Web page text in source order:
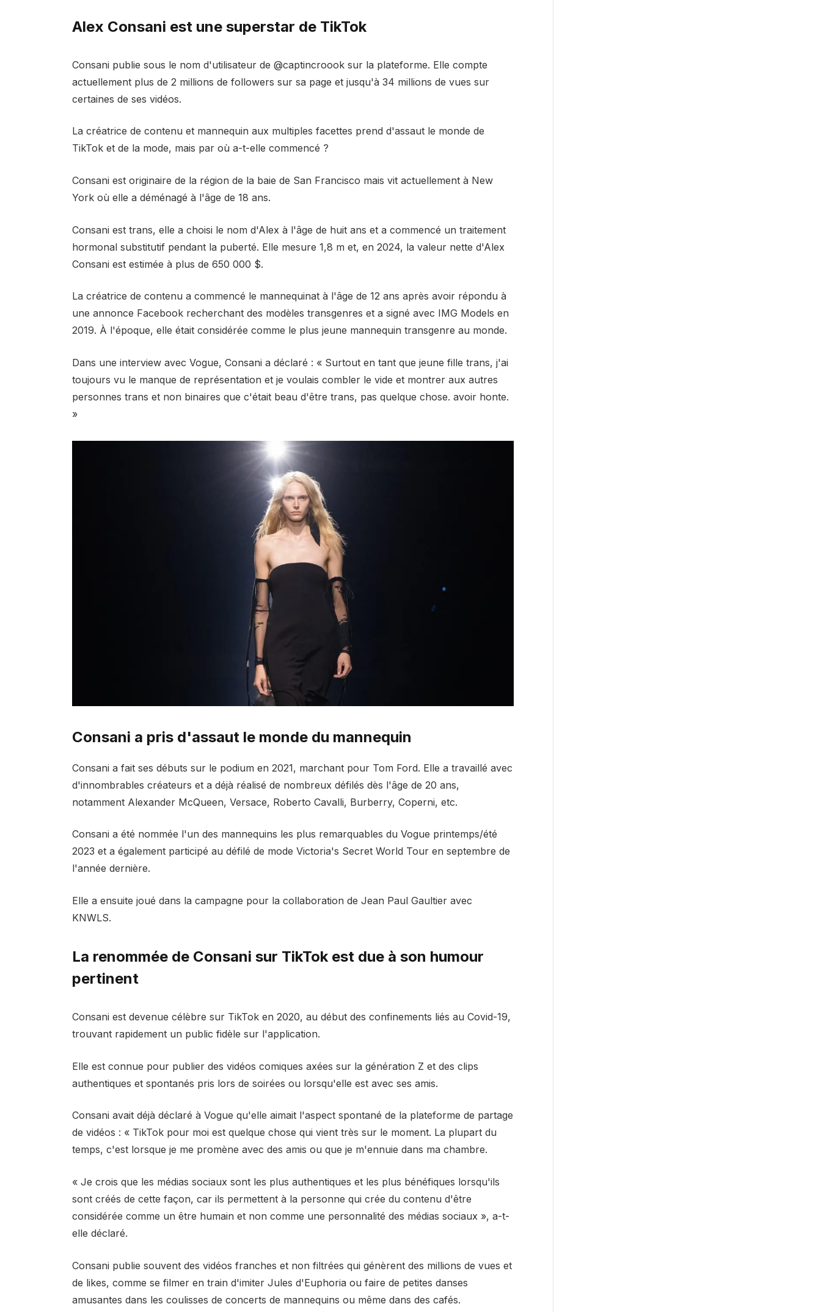
Alex Consani est une superstar de TikTok
Consani publie sous le nom d'utilisateur de @captincroook sur la plateforme. Elle compte
actuellement plus de 2 millions de followers sur sa page et jusqu'à 34 millions de vues sur
certaines de ses vidéos.
La créatrice de contenu et mannequin aux multiples facettes prend d'assaut le monde de
TikTok et de la mode, mais par où a-t-elle commencé ?
Consani est originaire de la région de la baie de San Francisco mais vit actuellement à New
York où elle a déménagé à l'âge de 18 ans.
Consani est trans, elle a choisi le nom d'Alex à l'âge de huit ans et a commencé un traitement
hormonal substitutif pendant la puberté. Elle mesure 1,8 m et, en 2024, la valeur nette d'Alex
Consani est estimée à plus de 650 000 $.
La créatrice de contenu a commencé le mannequinat à l'âge de 12 ans après avoir répondu à
une annonce Facebook recherchant des modèles transgenres et a signé avec IMG Models en
2019. À l'époque, elle était considérée comme le plus jeune mannequin transgenre au monde.
Dans une interview avec Vogue, Consani a déclaré : « Surtout en tant que jeune fille trans, j'ai
toujours vu le manque de représentation et je voulais combler le vide et montrer aux autres
personnes trans et non binaires que c'était beau d'être trans, pas quelque chose. avoir honte.
»
Consani a pris d'assaut le monde du mannequin
Consani a fait ses débuts sur le podium en 2021, marchant pour Tom Ford. Elle a travaillé avec
d'innombrables créateurs et a déjà réalisé de nombreux défilés dès l'âge de 20 ans,
notamment Alexander McQueen, Versace, Roberto Cavalli, Burberry, Coperni, etc.
Consani a été nommée l'un des mannequins les plus remarquables du Vogue printemps/été
2023 et a également participé au défilé de mode Victoria's Secret World Tour en septembre de
l'année dernière.
Elle a ensuite joué dans la campagne pour la collaboration de Jean Paul Gaultier avec
KNWLS.
La renommée de Consani sur TikTok est due à son humour
pertinent
Consani est devenue célèbre sur TikTok en 2020, au début des confinements liés au Covid-19,
trouvant rapidement un public fidèle sur l'application.
Elle est connue pour publier des vidéos comiques axées sur la génération Z et des clips
authentiques et spontanés pris lors de soirées ou lorsqu'elle est avec ses amis.
Consani avait déjà déclaré à Vogue qu'elle aimait l'aspect spontané de la plateforme de partage
de vidéos : « TikTok pour moi est quelque chose qui vient très sur le moment. La plupart du
temps, c'est lorsque je me promène avec des amis ou que je m'ennuie dans ma chambre.
« Je crois que les médias sociaux sont les plus authentiques et les plus bénéfiques lorsqu'ils
sont créés de cette façon, car ils permettent à la personne qui crée du contenu d'être
considérée comme un être humain et non comme une personnalité des médias sociaux », a-t-
elle déclaré.
Consani publie souvent des vidéos franches et non filtrées qui génèrent des millions de vues et
de likes, comme se filmer en train d'imiter Jules d'Euphoria ou faire de petites danses
amusantes dans les coulisses de concerts de mannequins ou même dans des cafés.